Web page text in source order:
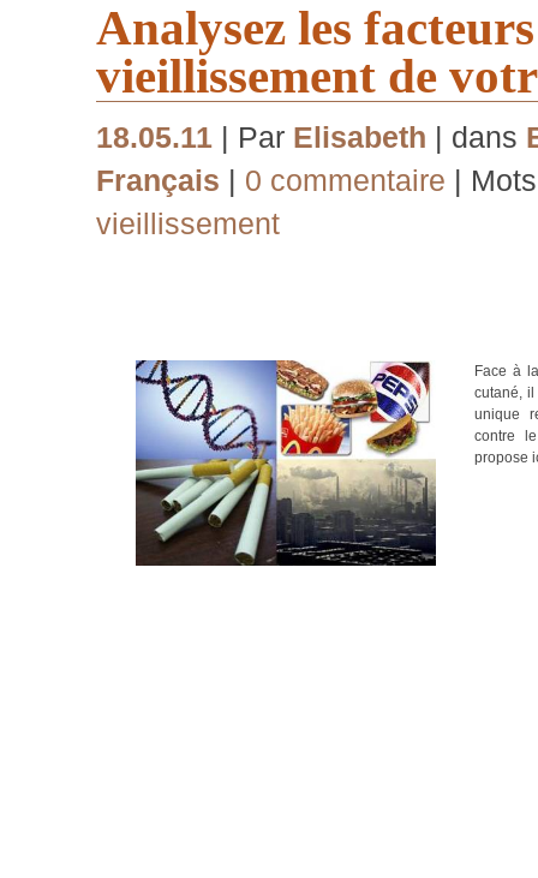
Analysez les
vieillissement de
18.05.11 | Par Elisabeth | dans
Français | 0 commentaire |
vieillissement
Face à
cutané,
unique
contre
propose